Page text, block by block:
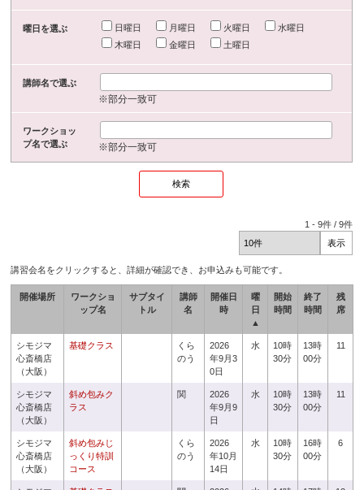
曜日を選ぶ 日曜日 月曜日 火曜日
水曜日
木曜日
金曜日 土曜日
講師名で選ぶ
※部分一致可
ワークショッ
プ名で選ぶ
※部分一致可
1 -9件 /9件
講習会名をクリックすると、詳細が確認でき、お申込みも可能です。
開催場所
ワークショ
ップ名
サブタイ
トル
講師
名
開催日
時
曜
日
▲
開始
時間
終了
時間
残
席
シモジマ
心斎橋店
（大阪）
基礎クラス
くら
のう
2026
年9月3
0日
水
10時
30分
13時
00分
11
シモジマ
心斎橋店
（大阪）
斜め包みク
ラス
関
2026
年9月9
日
水
10時
30分
13時
00分
11
シモジマ
心斎橋店
（大阪）
斜め包みじ
っくり特訓
コース
くら
のう
2026
年10月
14日
水
10時
30分
16時
00分
6